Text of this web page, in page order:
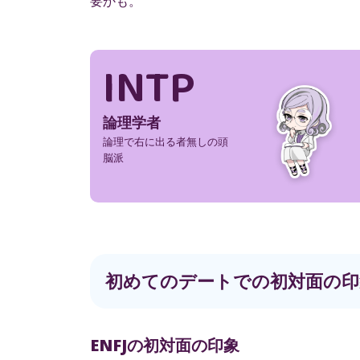
INTP
論理学者
論理で右に出る者無しの頭
脳派
初めてのデートでの初対面の
ENFJの初対面の印象